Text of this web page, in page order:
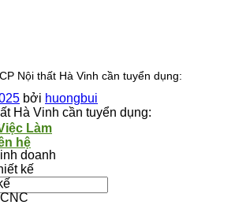
TÌM THẤY
LIÊN HỆ.
Làm
hệ
Nội thất Hà Vinh cần tuyển dụng:
bởi huongbui
Hà Vinh cần tuyển dụng:
doanh
kế